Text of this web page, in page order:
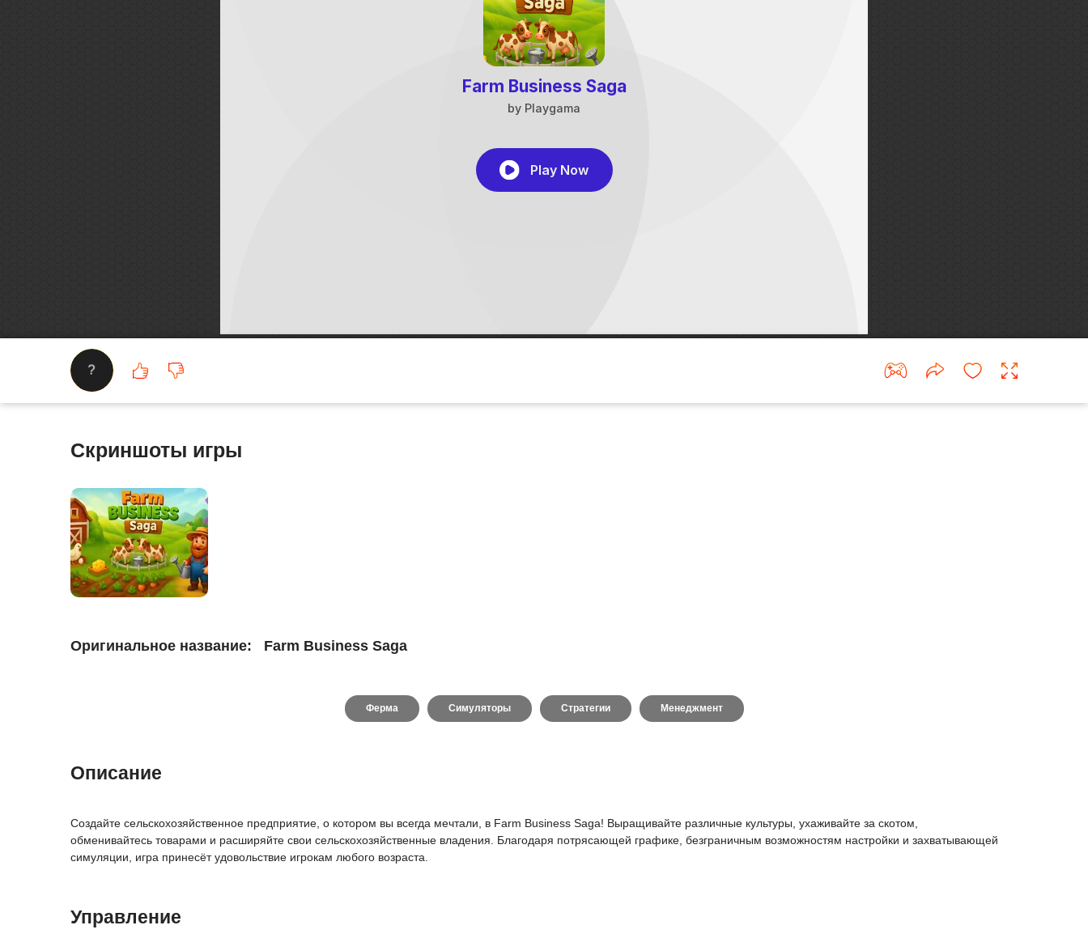
?
Скриншоты игры
Оригинальное название: Farm Business Saga
Ферма Симуляторы Стратегии Менеджмент
Описание
Создайте сельскохозяйственное предприятие, о котором вы всегда мечтали, в Farm Business Saga! Выращивайте различные культуры, ухаживайте за скотом,
обменивайтесь товарами и расширяйте свои сельскохозяйственные владения. Благодаря потрясающей графике, безграничным возможностям настройки и захватывающей
симуляции, игра принесёт удовольствие игрокам любого возраста.
Управление